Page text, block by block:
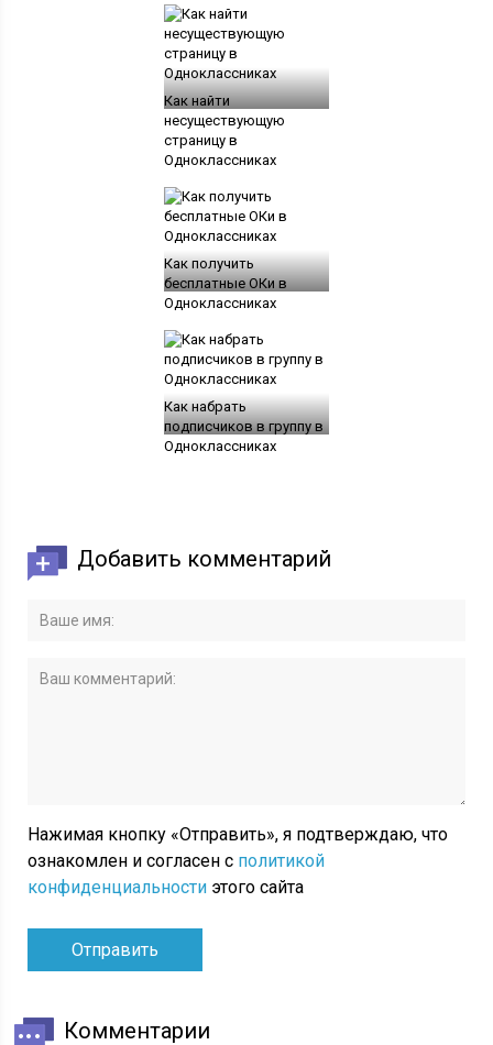
Как найти
несуществующую
страницу в
Одноклассниках
Как получить
бесплатные ОКи в
Одноклассниках
Как набрать
подписчиков в группу в
Одноклассниках
Добавить комментарий
Нажимая кнопку «Отправить», я подтверждаю, что
ознакомлен и согласен с политикой
конфиденциальности этого сайта
Комментарии